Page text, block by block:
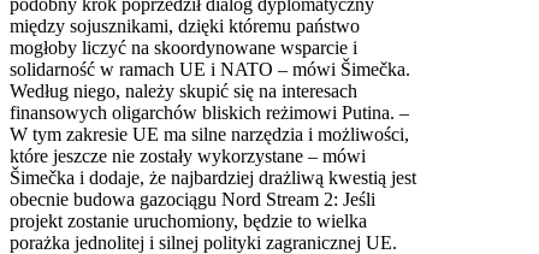
między sojusznikami, dzięki któremu państwo
mogłoby liczyć na skoordynowane wsparcie i
solidarność w ramach UE i NATO – mówi Šimečka.
Według niego, należy skupić się na interesach
finansowych oligarchów bliskich reżimowi Putina. –
W tym zakresie UE ma silne narzędzia i możliwości,
które jeszcze nie zostały wykorzystane – mówi
Šimečka i dodaje, że najbardziej drażliwą kwestią jest
obecnie budowa gazociągu Nord Stream 2: Jeśli
projekt zostanie uruchomiony, będzie to wielka
porażka jednolitej i silnej polityki zagranicznej UE.